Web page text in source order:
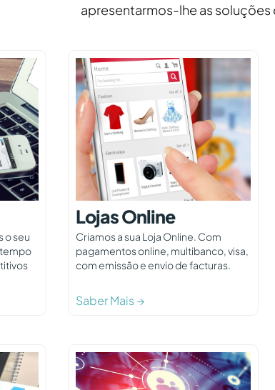
apresentarmos-lhe as soluções
o seu
tempo
Lojas Online
Criamos a sua Loja Online. Com
pagamentos online, multibanco, visa,
com emissão e envio de facturas.
Saber Mais →